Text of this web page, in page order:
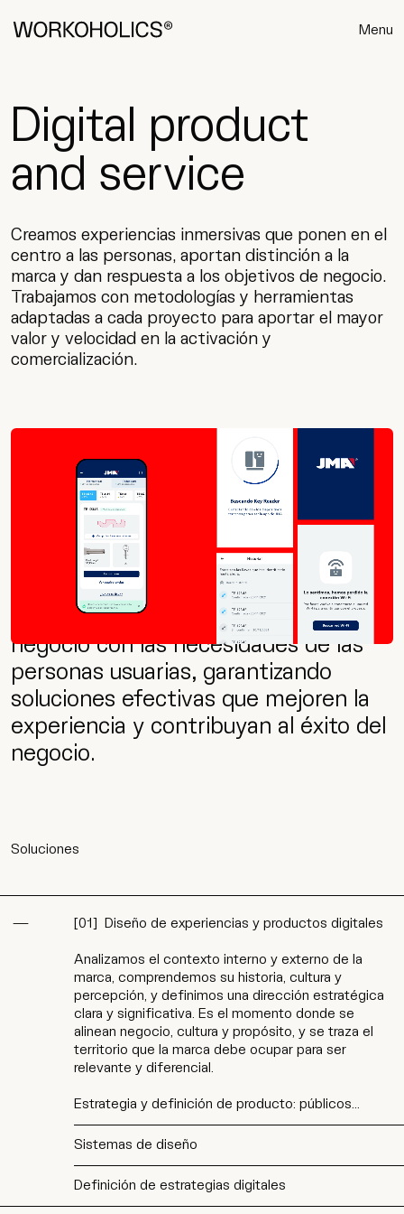
Menu
Digital product
and service
Creamos experiencias inmersivas que ponen en el
centro a las personas, aportan distinción a la
marca y dan respuesta a los objetivos de negocio.
Trabajamos con metodologías y herramientas
adaptadas a cada proyecto para aportar el mayor
valor y velocidad en la activación y
comercialización.
Queremos ser parte esencial en la
definición de tu producto digital,
aportando estrategias y
metodologías de diseño centradas en
la usabilidad, la accesibilidad. Nos
enfocamos en alinear los objetivos de
negocio con las necesidades de las
personas usuarias, garantizando
soluciones efectivas que mejoren la
experiencia y contribuyan al éxito del
negocio.
Soluciones
[01] Diseño de experiencias y productos digitales
Analizamos el contexto interno y externo de la
marca, comprendemos su historia, cultura y
percepción, y definimos una dirección estratégica
clara y significativa. Es el momento donde se
alinean negocio, cultura y propósito, y se traza el
territorio que la marca debe ocupar para ser
relevante y diferencial.
Estrategia y definición de producto: públicos…
Sistemas de diseño
Definición de estrategias digitales